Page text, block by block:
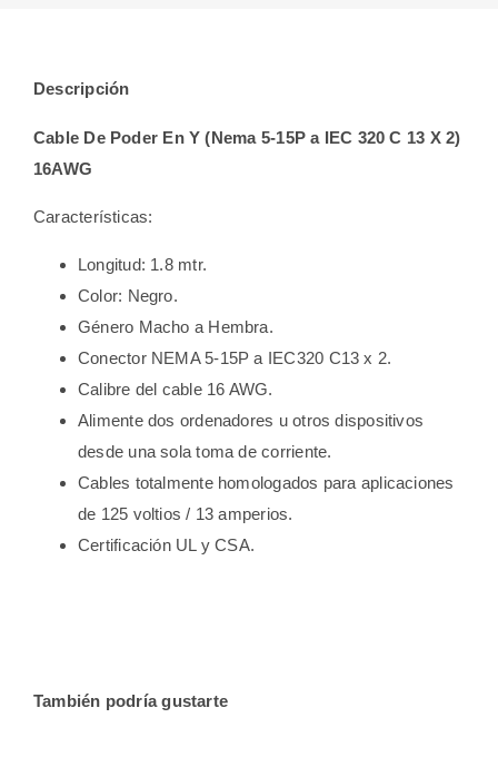
Descripción
Cable De Poder En Y (Nema 5-15P a IEC 320 C 13 X 2)
16AWG
Características:
Longitud: 1.8 mtr.
Color: Negro.
Género Macho a Hembra.
Conector NEMA 5-15P a IEC320 C13 x 2.
Calibre del cable 16 AWG.
Alimente dos ordenadores u otros dispositivos
desde una sola toma de corriente.
Cables totalmente homologados para aplicaciones
de 125 voltios / 13 amperios.
Certificación UL y CSA.
También podría gustarte